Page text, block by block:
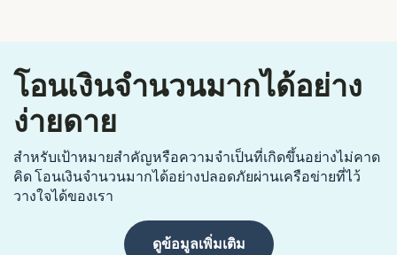
โอนเงินจำนวนมากได้อย่าง
ง่ายดาย
สำหรับเป้าหมายสำคัญหรือความจำเป็นที่เกิดขึ้นอย่างไม่คาด
คิด โอนเงินจำนวนมากได้อย่างปลอดภัยผ่านเครือข่ายที่ไว้
วางใจได้ของเรา
ดูข้อมูลเพิ่มเติม